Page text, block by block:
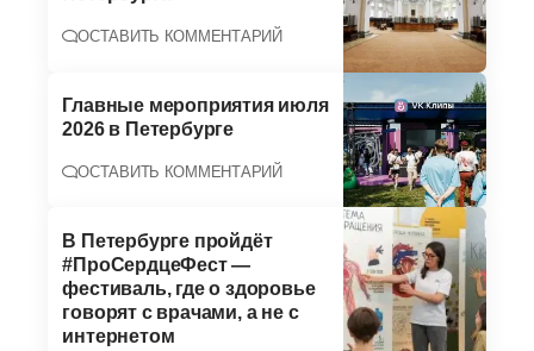
ОСТАВИТЬ КОММЕНТАРИЙ
Главные мероприятия июля
2026 в Петербурге
ОСТАВИТЬ КОММЕНТАРИЙ
В Петербурге пройдёт
#ПроСердцеФест —
фестиваль, где о здоровье
говорят с врачами, а не с
интернетом